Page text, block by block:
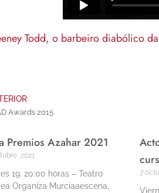
Todd, o barbeiro diabólico
Awards 2015
Premios Azahar 2021
2021
19. 20:00 horas – Teatro
Organiza Murciaaescena,
7